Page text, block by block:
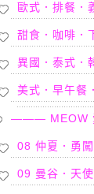
歐式．排餐．
甜食．咖啡．
異國．泰式．
美式．早午餐
——— MEOW
08 仲夏．勇
09 曼谷．天